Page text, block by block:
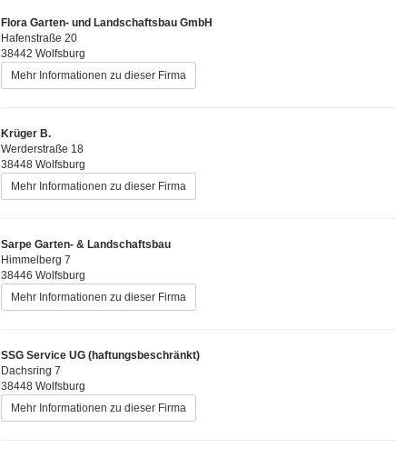
Flora Garten- und Landschaftsbau GmbH
Hafenstraße 20
38442 Wolfsburg
Mehr Informationen zu dieser Firma
Krüger B.
Werderstraße 18
38448 Wolfsburg
Mehr Informationen zu dieser Firma
Sarpe Garten- & Landschaftsbau
Himmelberg 7
38446 Wolfsburg
Mehr Informationen zu dieser Firma
SSG Service UG (haftungsbeschränkt)
Dachsring 7
38448 Wolfsburg
Mehr Informationen zu dieser Firma